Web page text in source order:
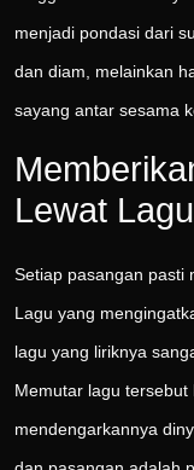
menjadi pondasi dari
dan diam, melainkan
sayang antar sesama
Lewat
Setiap pasangan pasti
Lagu yang
lagu yang liriknya
Memutar lagu
mendengarkannya